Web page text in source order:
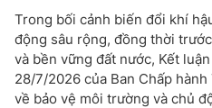
Trong bối cảnh biến đổi khí
động sâu rộng, đồng thời
và bền vững đất nước, Kết
28/7/2026 của Ban Chấp
về bảo vệ môi trường và chủ